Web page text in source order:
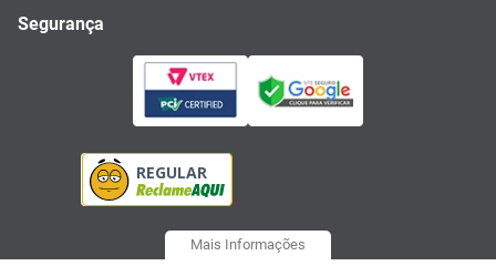
Segurança
Mais Informações